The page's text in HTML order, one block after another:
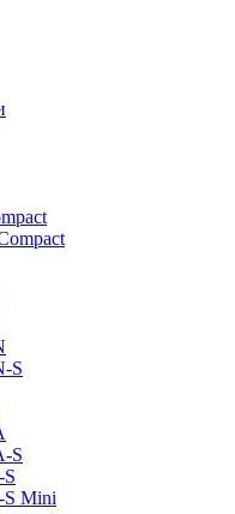
S
S
Mini